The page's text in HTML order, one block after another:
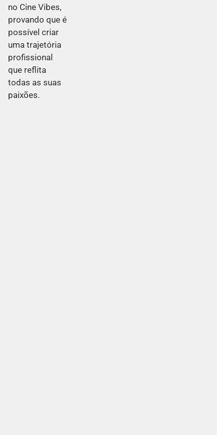
no Cine Vibes,
provando que é
possível criar
uma trajetória
profissional
que reflita
todas as suas
paixões.